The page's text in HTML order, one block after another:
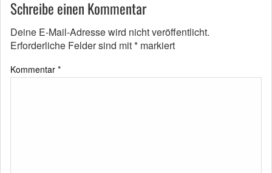
Schreibe einen Kommentar
Deine E-Mail-Adresse wird nicht veröffentlicht.
Erforderliche Felder sind mit* markiert
Kommentar *